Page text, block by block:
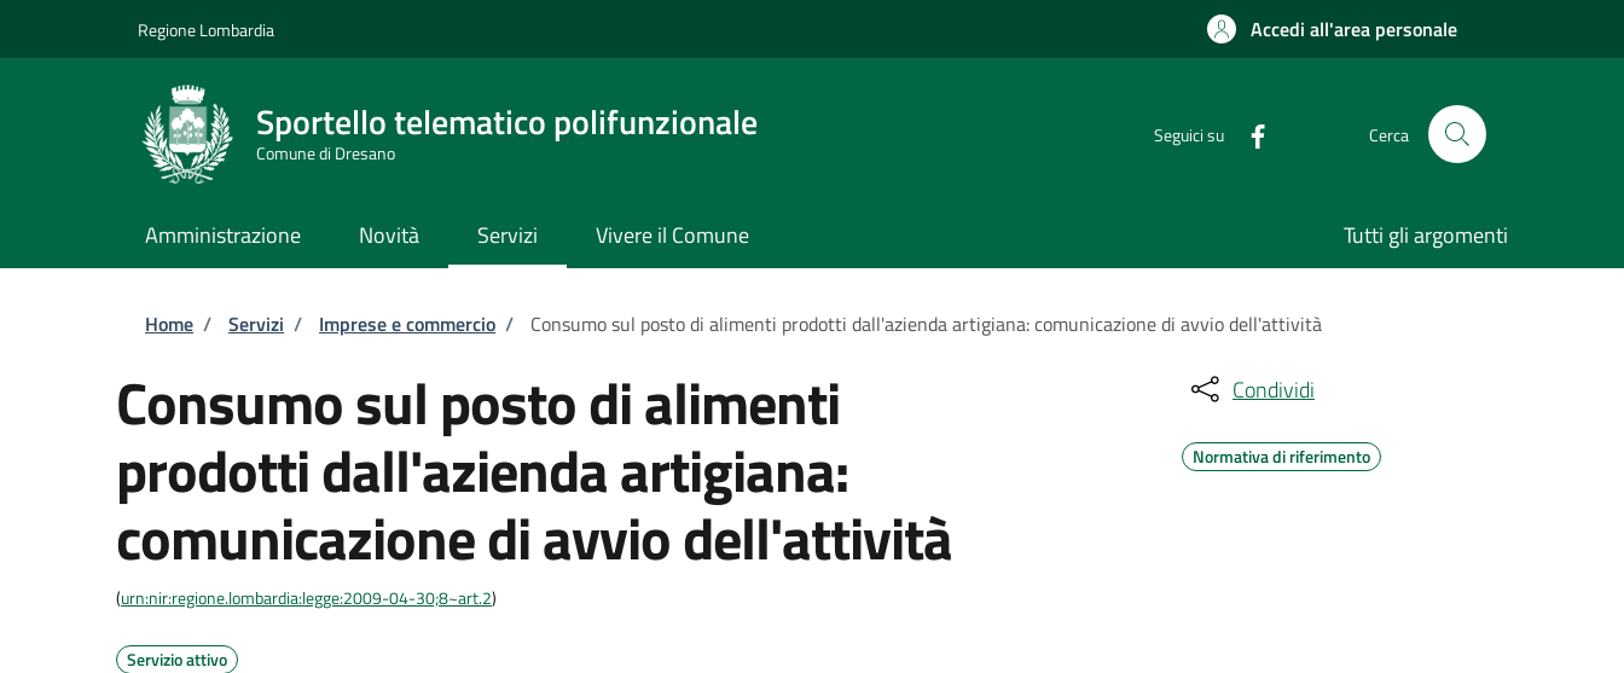
Regione Lombardia Accedi all'area personale
Sportello telematico polifunzionale
Comune di Dresano
Seguici su Cerca
Amministrazione Novità Servizi Vivere il Comune Tutti gli argomenti
Briciole di pane
Home / Servizi / Imprese e commercio / Consumo sul posto di alimenti prodotti dall'azienda artigiana: comunicazione di avvio dell'attività
Consumo sul posto di alimenti
prodotti dall'azienda artigiana:
comunicazione di avvio dell'attività
(urn:nir:regione.lombardia:legge:2009-04-30;8~art.2)
Servizio attivo
Condividi
Normativa di riferimento